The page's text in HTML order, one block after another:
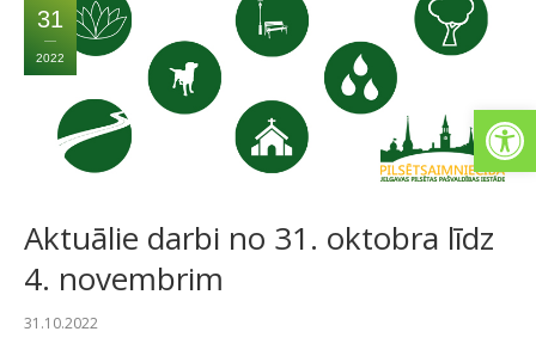
31
2022
Aktuālie darbi no 31. oktobra līdz
4. novembrim
31.10.2022